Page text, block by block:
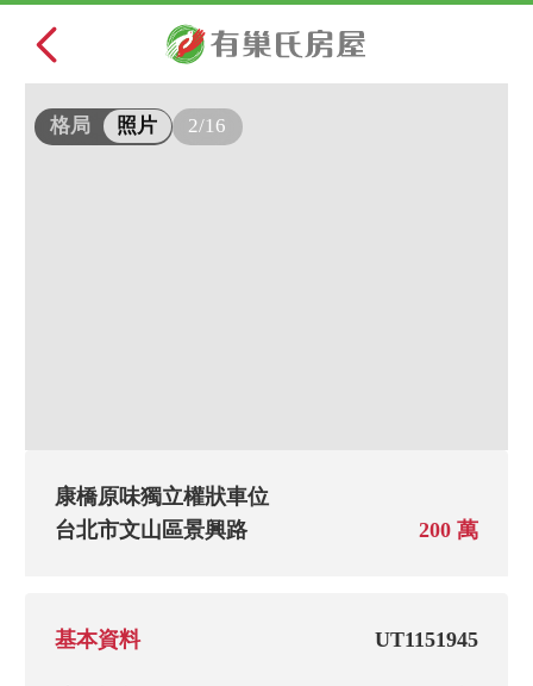
格局 照片 2/16
康橋原味獨立權狀車位
台北市文山區景興路
200 萬
基本資料 UT1151945